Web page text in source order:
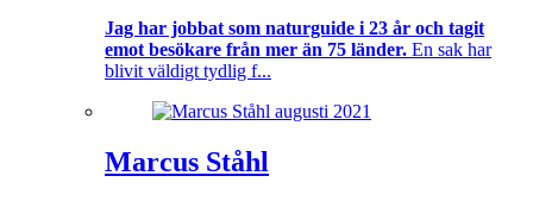
Jag har jobbat som naturguide i 23 år och tagit
emot besökare från mer än 75 länder. En sak har
blivit väldigt tydlig f...
Marcus Ståhl